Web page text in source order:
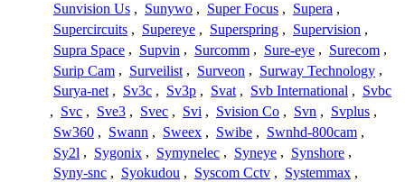
Sunvision Us , Sunywo , Super Focus , Supera ,
Supercircuits , Supereye , Superspring , Supervision ,
Supra Space , Supvin , Surcomm , Sure-eye , Surecom ,
Surip Cam , Surveilist , Surveon , Surway Technology ,
Surya-net , Sv3c , Sv3p , Svat , Svb International , Svbc
, Svc , Sve3 , Svec , Svi , Svision Co , Svn , Svplus ,
Sw360 , Swann , Sweex , Swibe , Swnhd-800cam ,
Sy2l , Sygonix , Symynelec , Syneye , Synshore ,
Syny-snc , Syokudou , Syscom Cctv , Systemmax ,